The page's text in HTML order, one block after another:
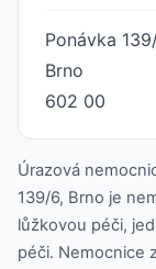
Ponávka
Brno
602 00
Úrazová
139/6, Brno je
lůžkovou péči,
péči. Nemocnice